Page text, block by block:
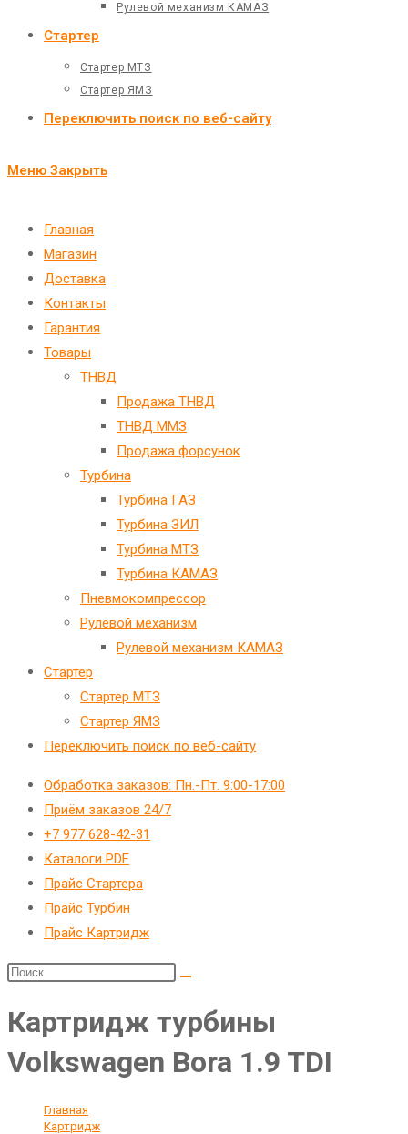
Рулевой механизм КАМАЗ
Стартер
Стартер МТЗ
Стартер ЯМЗ
Переключить поиск по веб-сайту
Меню Закрыть
Главная
Магазин
Доставка
Контакты
Гарантия
Товары
ТНВД
Продажа ТНВД
ТНВД ММЗ
Продажа форсунок
Турбина
Турбина ГАЗ
Турбина ЗИЛ
Турбина МТЗ
Турбина КАМАЗ
Пневмокомпрессор
Рулевой механизм
Рулевой механизм КАМАЗ
Стартер
Стартер МТЗ
Стартер ЯМЗ
Переключить поиск по веб-сайту
Обработка заказов: Пн.-Пт. 9:00-17:00
Приём заказов 24/7
+7 977 628-42-31
Каталоги PDF
Прайс Стартера
Прайс Турбин
Прайс Картридж
Картридж турбины
Volkswagen Bora 1.9 TDI
Главная
Картридж